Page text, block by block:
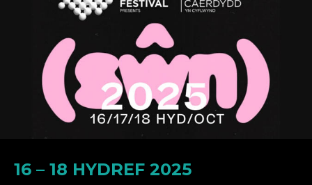
16 – 18 HYDREF 2025